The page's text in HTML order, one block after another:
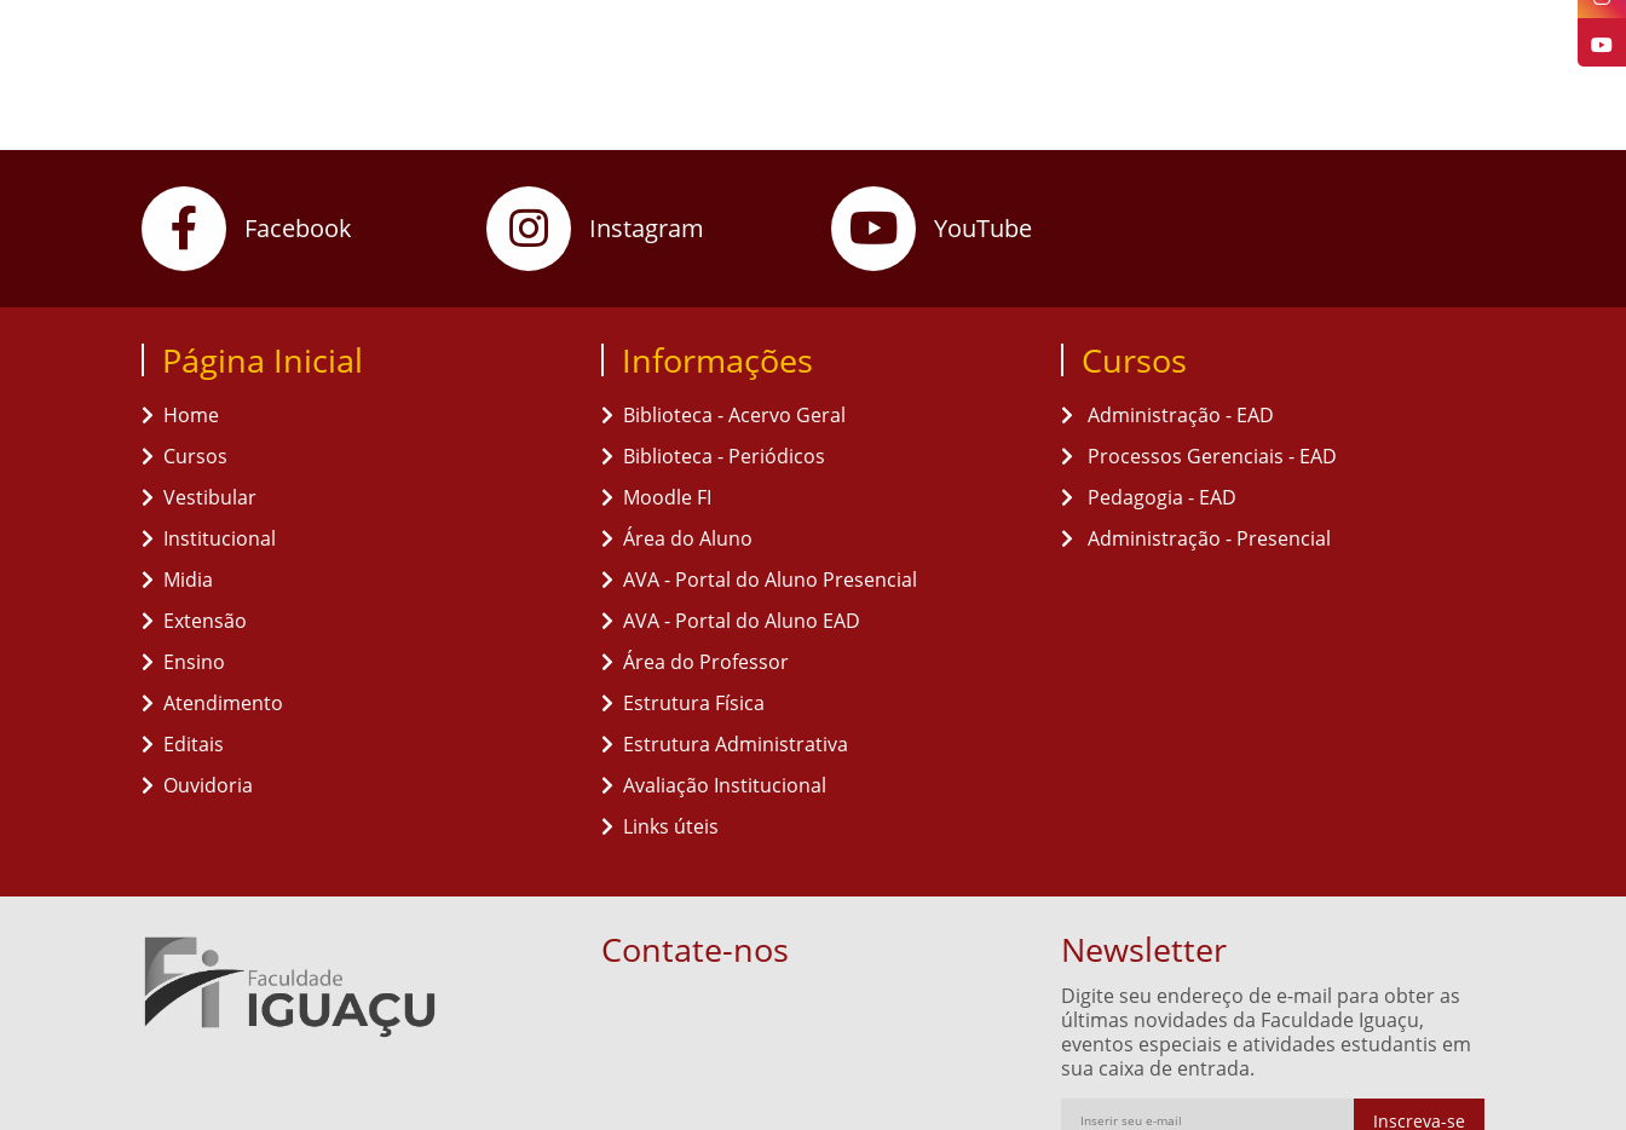
Facebook Instagram YouTube
Página Inicial
Home
Cursos
Vestibular
Institucional
Midia
Extensão
Ensino
Atendimento
Editais
Ouvidoria
Informações
Biblioteca - Acervo Geral
Biblioteca - Periódicos
Moodle FI
Área do Aluno
AVA - Portal do Aluno Presencial
AVA - Portal do Aluno EAD
Área do Professor
Estrutura Física
Estrutura Administrativa
Avaliação Institucional
Links úteis
Cursos
Administração - EAD
Processos Gerenciais - EAD
Pedagogia - EAD
Administração - Presencial
Contate-nos Newsletter
Digite seu endereço de e-mail para obter as
últimas novidades da Faculdade Iguaçu,
eventos especiais e atividades estudantis em
sua caixa de entrada.
Inscreva-se